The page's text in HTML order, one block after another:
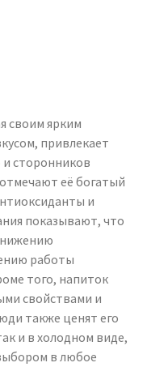
своим ярким
привлекает
сторонников
её богатый
и
показывают, что
работы
того, напиток
свойствами и
также ценят его
и в холодном виде,
в любое